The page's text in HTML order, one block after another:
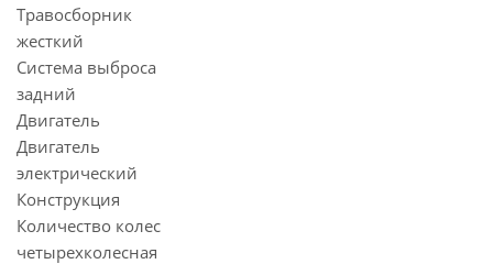
Травосборник
жесткий
Система выброса
задний
Двигатель
Двигатель
электрический
Конструкция
Количество колес
четырехколесная